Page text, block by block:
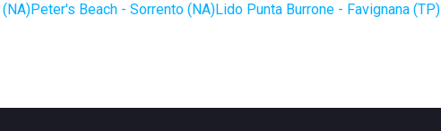
Peter's Beach - Sorrento (NA)Lido Punta Burrone - Favignana (TP)